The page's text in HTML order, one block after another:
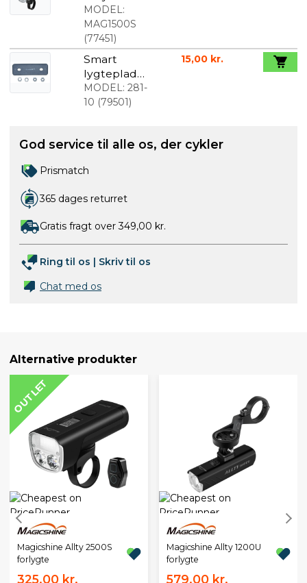
lumen
Forlygte
MODEL:
MAG1500S
(77451)
Smart
lygteplade
beslag
MODEL: 281-
10 (79501)
15,00 kr.
God service til alle os, der cykler
Prismatch
365 dages returret
Gratis fragt over 349,00 kr.
Ring til os | Skriv til os
Chat med os
Alternative produkter
OUTLET
Magicshine Allty 2500S
forlygte
325,00 kr.
Magicshine Allty 1200U
forlygte
579,00 kr.